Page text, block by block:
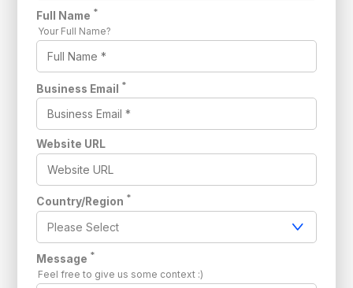
Full Name *
Your Full Name?
Business Email *
Website URL
Country/Region *
Message *
Feel free to give us some context :)